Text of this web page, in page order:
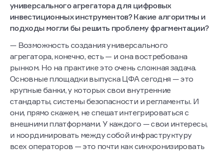
универсального агрегатора для цифровых
инвестиционных инструментов? Какие алгоритмы и
подходы могли бы решить проблему фрагментации?
— Возможность создания универсального
агрегатора, конечно, есть — и она востребована
рынком. Но на практике это очень сложная задача.
Основные площадки выпуска ЦФА сегодня — это
крупные банки, у которых свои внутренние
стандарты, системы безопасности и регламенты. И
они, прямо скажем, не спешат интегрироваться с
внешними платформами. У каждого — свои интересы,
и координировать между собой инфраструктуру
всех операторов — это почти как синхронизировать